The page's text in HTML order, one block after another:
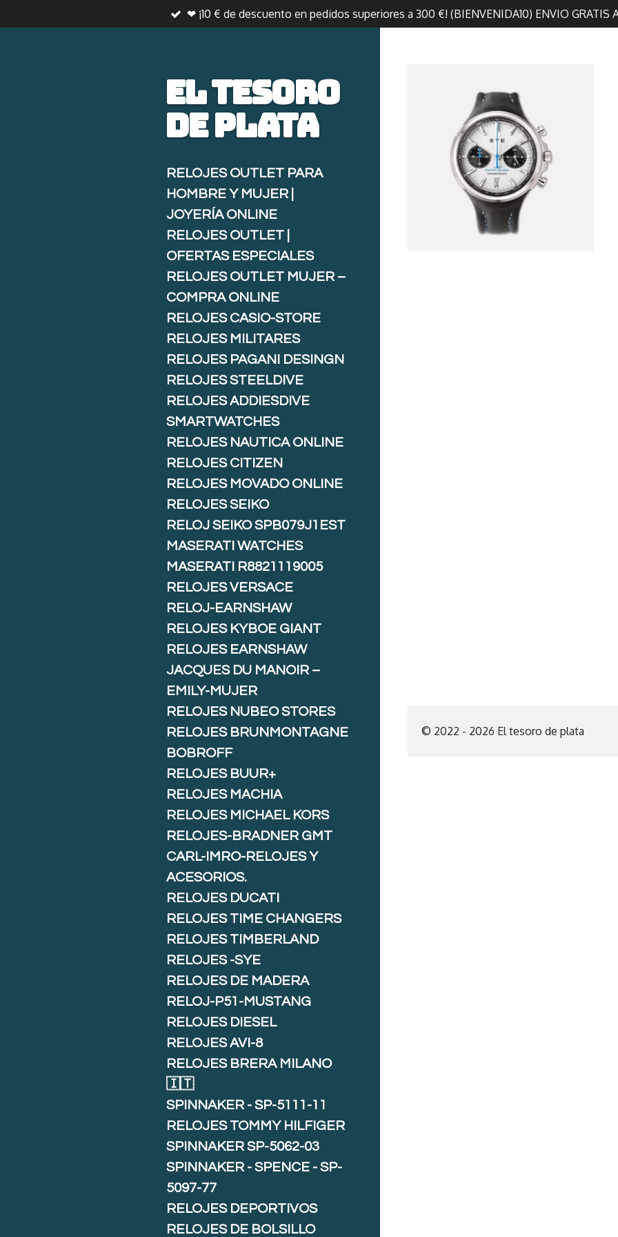
al
❤ ¡10 € de descuento en pedidos superiores a 300 €! (BIENVENIDA10) ENVIO GRATIS
© 2022 - 2026 El tesoro de plata
El tesoro
deplata
RELOJES OUTLET PARA
HOMBRE Y MUJER |
JOYERÍA ONLINE
RELOJES OUTLET |
OFERTAS ESPECIALES
RELOJES OUTLET MUJER –
COMPRA ONLINE
RELOJES CASIO-STORE
RELOJES MILITARES
RELOJES PAGANI DESINGN
RELOJES STEELDIVE
RELOJES ADDIESDIVE
SMARTWATCHES
RELOJES NAUTICA ONLINE
RELOJES CITIZEN
RELOJES MOVADO ONLINE
RELOJES SEIKO
RELOJ SEIKO SPB079J1EST
MASERATI WATCHES
MASERATI R8821119005
RELOJES VERSACE
RELOJ-EARNSHAW
RELOJES KYBOE GIANT
RELOJES EARNSHAW
JACQUES DU MANOIR –
EMILY-MUJER
RELOJES NUBEO STORES
RELOJES BRUNMONTAGNE
BOBROFF
RELOJES BUUR+
RELOJES MACHIA
RELOJES MICHAEL KORS
RELOJES-BRADNER GMT
CARL-IMRO-RELOJES Y
ACESORIOS.
RELOJES DUCATI
RELOJES TIME CHANGERS
RELOJES TIMBERLAND
RELOJES -SYE
RELOJES DE MADERA
RELOJ-P51-MUSTANG
RELOJES DIESEL
RELOJES AVI-8
RELOJES BRERA MILANO
🇮🇹
SPINNAKER - SP-5111-11
RELOJES TOMMY HILFIGER
SPINNAKER SP-5062-03
SPINNAKER - SPENCE - SP-
5097-77
RELOJES DEPORTIVOS
RELOJES DE BOLSILLO